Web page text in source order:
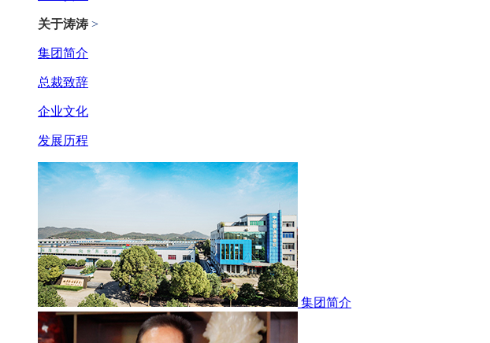
关于涛涛 >
集团简介
总裁致辞
企业文化
发展历程
集团简介